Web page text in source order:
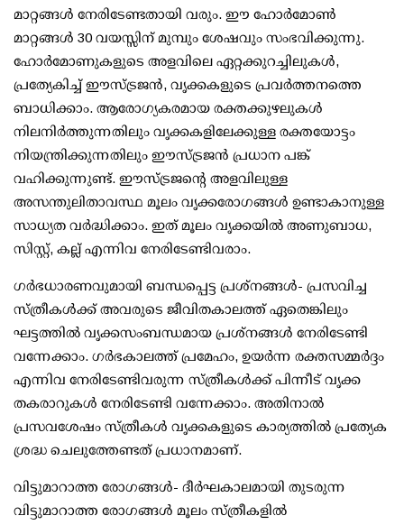
മാറ്റങ്ങൾ നേരിടേണ്ടതായി വരും. ഈ ഹോർമോൺ
മാറ്റങ്ങൾ 30 വയസ്സിന് മുമ്പും ശേഷവും സംഭവിക്കുന്നു.
ഹോർമോണുകളുടെ അളവിലെ ഏറ്റക്കുറച്ചിലുകൾ,
പ്രത്യേകിച്ച് ഈസ്ട്രജൻ, വൃക്കകളുടെ പ്രവർത്തനത്തെ
ബാധിക്കാം. ആരോഗ്യകരമായ രക്തക്കുഴലുകൾ
നിലനിർത്തുന്നതിലും വൃക്കകളിലേക്കുള്ള രക്തയോട്ടം
നിയന്ത്രിക്കുന്നതിലും ഈസ്ട്രജൻ പ്രധാന പങ്ക്
വഹിക്കുന്നുണ്ട്. ഈസ്ട്രജന്റെ അളവിലുള്ള
അസന്തുലിതാവസ്ഥ മൂലം വൃക്കരോഗങ്ങൾ ഉണ്ടാകാനുള്ള
സാധ്യത വർദ്ധിക്കാം. ഇത് മൂലം വൃക്കയിൽ അണുബാധ,
സിസ്റ്റ്, കല്ല് എന്നിവ നേരിടേണ്ടിവരാം.
ഗർഭധാരണവുമായി ബന്ധപ്പെട്ട പ്രശ്‌നങ്ങൾ- പ്രസവിച്ച
സ്ത്രീകൾക്ക് അവരുടെ ജീവിതകാലത്ത് ഏതെങ്കിലും
ഘട്ടത്തിൽ വൃക്കസംബന്ധമായ പ്രശ്‌നങ്ങൾ നേരിടേണ്ടി
വന്നേക്കാം. ഗർഭകാലത്ത് പ്രമേഹം, ഉയർന്ന രക്തസമ്മർദ്ദം
എന്നിവ നേരിടേണ്ടിവരുന്ന സ്ത്രീകൾക്ക് പിന്നീട് വൃക്ക
തകരാറുകൾ നേരിടേണ്ടി വന്നേക്കാം. അതിനാൽ
പ്രസവശേഷം സ്ത്രീകൾ വൃക്കകളുടെ കാര്യത്തിൽ പ്രത്യേക
ശ്രദ്ധ ചെലുത്തേണ്ടത് പ്രധാനമാണ്.
വിട്ടുമാറാത്ത രോഗങ്ങൾ- ദീർഘകാലമായി തുടരുന്ന
വിട്ടുമാറാത്ത രോഗങ്ങൾ മൂലം സ്ത്രീകളിൽ